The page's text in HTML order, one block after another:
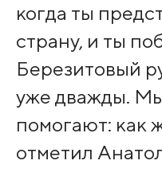
когда ты
страну, и ты
Березитовый
уже дважды.
помогают: как
отметил